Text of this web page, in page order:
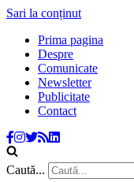
Sari la conținut
Prima pagina
Despre
Comunicate
Newsletter
Publicitate
Contact
Caută...